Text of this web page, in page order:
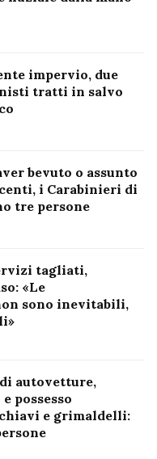
impervio, due
tratti in salvo
bevuto o assunto
i Carabinieri di
tre persone
tagliati,
«Le
sono inevitabili,
autovetture,
possesso
e grimaldelli: